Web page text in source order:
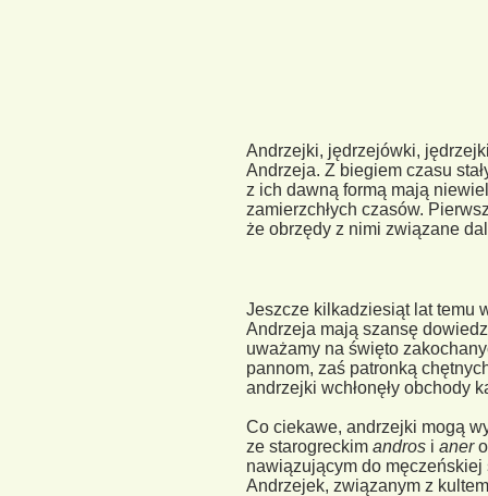
Andrzejki, jędrzejówki,
Andrzeja. Z biegiem czasu
z ich dawną formą mają
zamierzchłych czasów.
że obrzędy z nimi związane
Jeszcze kilkadziesiąt lat temu
Andrzeja mają szansę
uważamy na święto
pannom, zaś patronką
andrzejki wchłonęły obchody
Co ciekawe, andrzejki mogą
ze starogreckim andros i aner
nawiązującym do męczeńskiej
Andrzejek, związanym z